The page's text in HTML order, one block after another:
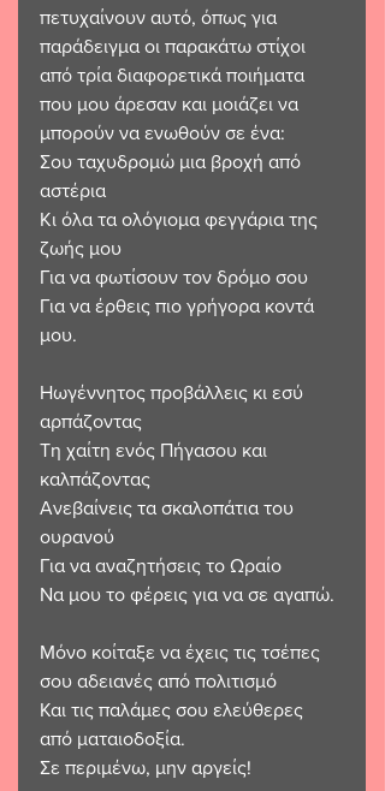
πετυχαίνουν αυτό, όπως για
παράδειγμα οι παρακάτω στίχοι
από τρία διαφορετικά ποιήματα
που μου άρεσαν και μοιάζει να
μπορούν να ενωθούν σε ένα:
Σου ταχυδρομώ μια βροχή από
αστέρια
Κι όλα τα ολόγιομα φεγγάρια της
ζωής μου
Για να φωτίσουν τον δρόμο σου
Για να έρθεις πιο γρήγορα κοντά
μου.
Ηωγέννητος προβάλλεις κι εσύ
αρπάζοντας
Τη χαίτη ενός Πήγασου και
καλπάζοντας
Ανεβαίνεις τα σκαλοπάτια του
ουρανού
Για να αναζητήσεις το Ωραίο
Να μου το φέρεις για να σε αγαπώ.
Μόνο κοίταξε να έχεις τις τσέπες
σου αδειανές από πολιτισμό
Και τις παλάμες σου ελεύθερες
από ματαιοδοξία.
Σε περιμένω, μην αργείς!